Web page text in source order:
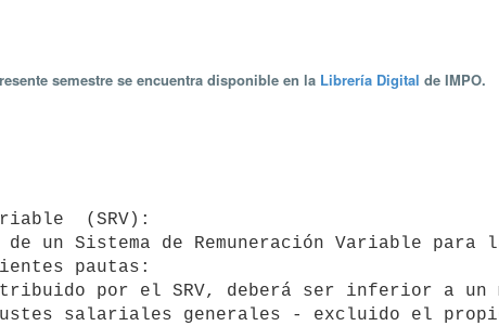
semestre se encuentra disponible en la Librería Digital de IMPO.
pautas:
salariales generales - excluido el